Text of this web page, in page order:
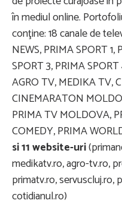
în mediul online.
conţine: 18 canale de
NEWS, PRIMA SPORT
SPORT 3, PRIMA
AGRO TV, MEDIKA TV,
CINEMARATON
PRIMA TV MOLDOVA,
COMEDY, PRIMA
si 11 website-uri
medikatv.ro, agro-tv.ro,
primatv.ro, servuscluj.ro,
cotidianul.ro)